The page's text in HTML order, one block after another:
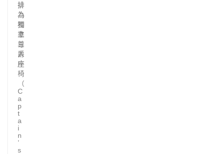
排
為
獨
立
尊
爵
座
椅
（
C
a
p
t
a
i
n
’
s
排
為
標
準
三
人
座